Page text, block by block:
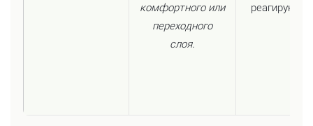
комфортного или
переходного
слоя.
реагируют